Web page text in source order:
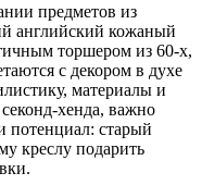
предметов из
английский кожаный
торшером из 60-х,
с декором в духе
материалы и
хенда, важно
потенциал: старый
креслу подарить